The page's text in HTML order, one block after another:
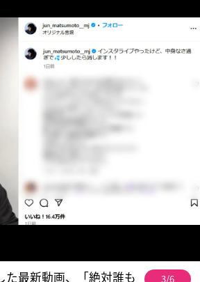
た最新動画、「絶対誰も
3/6